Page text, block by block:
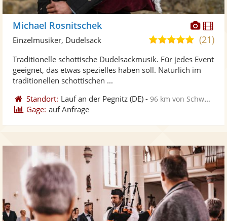
Fotos
Michael Rosnitschek
5,0
5
(21)
Einzelmusiker, Dudelsack
Traditionelle schottische Dudelsackmusik. Für jedes Event
geeignet, das etwas spezielles haben soll. Natürlich im
traditionellen schottischen ...
Standort: Lauf an der Pegnitz (DE) -96 km von Schweinfurt
Gage: auf Anfrage